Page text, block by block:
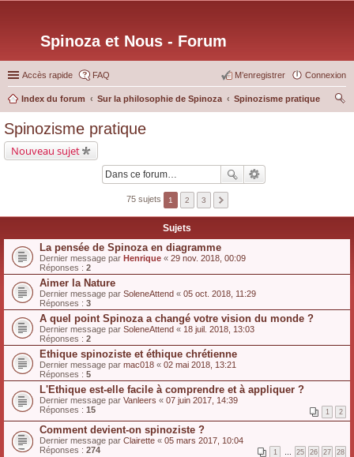
Spinoza et Nous - Forum
Accès rapide FAQ Connexion
M’enregistrer
Index du forum Sur la philosophie de Spinoza
Spinozisme pratique
Spinozisme pratique
Nouveau sujet
75 sujets 1 2 3
Sujets
La pensée de Spinoza en diagramme
Dernier message par Henrique « 29 nov. 2018, 00:09
Réponses : 2
Aimer la Nature
Dernier message par SoleneAttend « 05 oct. 2018, 11:29
Réponses : 3
A quel point Spinoza a changé votre vision du monde ?
Dernier message par SoleneAttend « 18 juil. 2018, 13:03
Réponses : 2
Ethique spinoziste et éthique chrétienne
Dernier message par mac018 « 02 mai 2018, 13:21
Réponses : 5
L'Ethique est-elle facile à comprendre et à appliquer ?
Dernier message par Vanleers « 07 juin 2017, 14:39
Réponses : 15 1 2
Comment devient-on spinoziste ?
Dernier message par Clairette « 05 mars 2017, 10:04
Réponses : 274 1 … 25 26 27 28